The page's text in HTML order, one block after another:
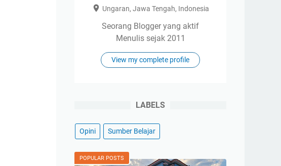
Ungaran, Jawa Tengah, Indonesia
Seorang Blogger yang aktif
Menulis sejak 2011
View my complete profile
LABELS
Opini Sumber Belajar
POPULAR POSTS